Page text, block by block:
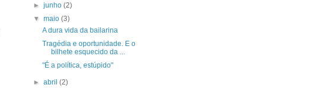
►junho(2)
▼maio(3)
A dura vida da bailarina
Tragédia e oportunidade. E o
bilhete esquecido da ...
"É a política, estúpido"
►abril(2)